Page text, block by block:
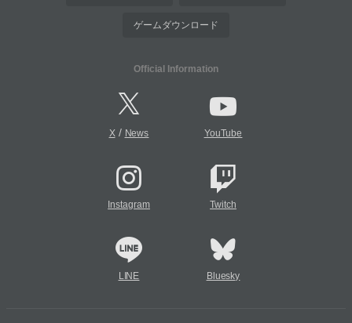
ゲームダウンロード
Official Information
X/ News YouTube
Instagram Twitch
LINE Bluesky